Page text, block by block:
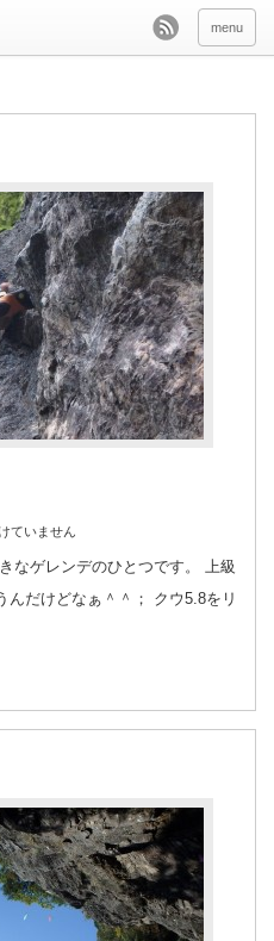
menu
ていません
なゲレンデのひとつです。 上級
だけどなぁ＾＾； クウ5.8をリ